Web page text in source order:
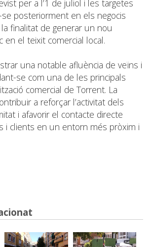
per a l’1 de juliol i les targetes
posteriorment en els negocis
finalitat de generar un nou
en el teixit comercial local.
una notable afluència de veïns i
se com una de les principals
comercial de Torrent. La
a reforçar l’activitat dels
i afavorir el contacte directe
i clients en un entorn més pròxim i